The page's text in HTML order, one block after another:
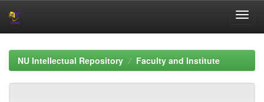
navigationNU Intellectual Repository Faculty and Institute